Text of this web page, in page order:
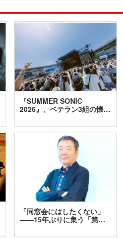
『SUMMER SONIC
2026』、ベテラン3組の懐…
「同窓会にはしたくない」
――15年ぶりに集う「第…